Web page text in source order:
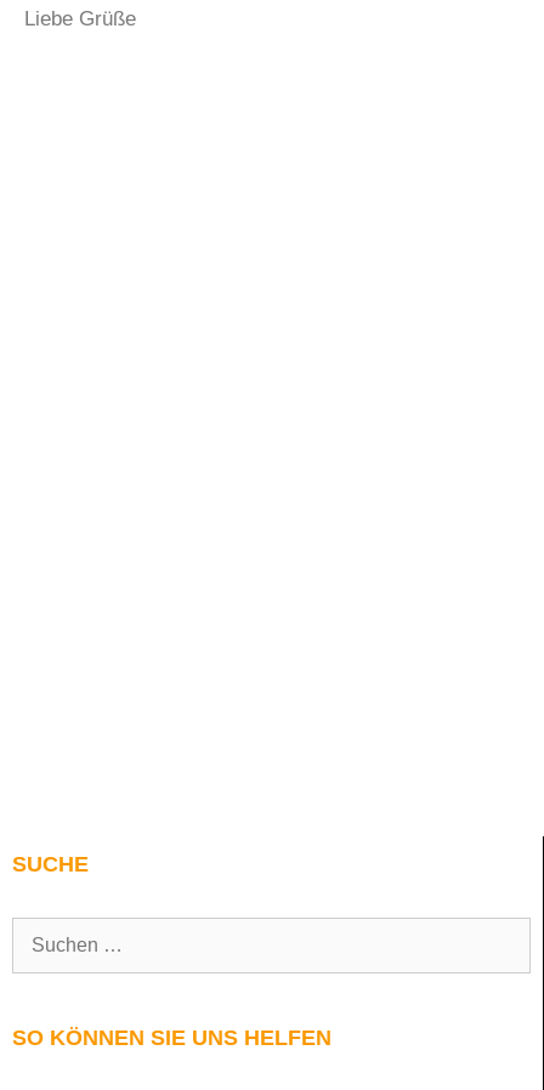
Liebe Grüße
SUCHE
SO KÖNNEN SIE UNS HELFEN